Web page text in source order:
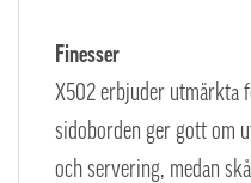
Finesser
X502 erbjuder utmärkta
sidoborden ger gott om
och servering, medan